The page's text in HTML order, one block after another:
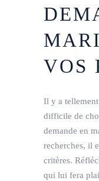
VOS
Il y a
difficile de
demande en
recherches, il
critères.
qui lui fera